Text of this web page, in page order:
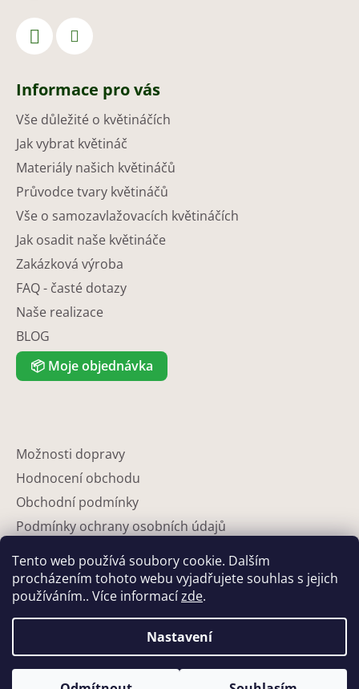
Tento web používá soubory cookie. Dalším
procházením tohoto webu vyjadřujete souhlas s jejich
používáním.. Více informacízde.
Nastavení
Informace pro vás
Vše důležité o květináčích
Jak vybrat květináč
Materiály našich květináčů
Průvodce tvary květináčů
Vše o samozavlažovacích květináčích
Jak osadit naše květináče
Zakázková výroba
FAQ - časté dotazy
Naše realizace
BLOG
📦 Moje objednávka
Možnosti dopravy
Hodnocení obchodu
Obchodní podmínky
Podmínky ochrany osobních údajů
Partneři
Kontakty